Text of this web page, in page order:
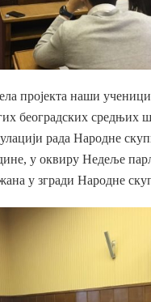
пројекта наши ученици
београдских средњих
рада Народне
у оквиру Недеље
у згради Народне